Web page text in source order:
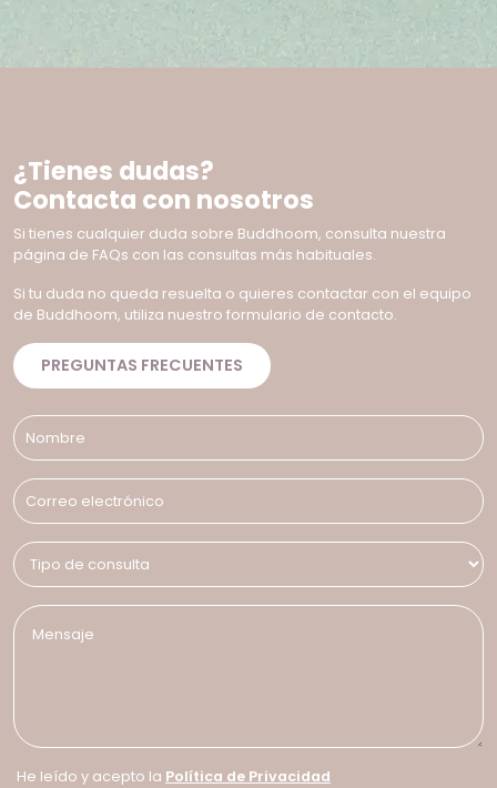
¿Tienes dudas?
Contacta con nosotros
Si tienes cualquier duda sobre Buddhoom, consulta nuestra
página de FAQs con las consultas más habituales.
Si tu duda no queda resuelta o quieres contactar con el equipo
de Buddhoom, utiliza nuestro formulario de contacto.
PREGUNTAS FRECUENTES
He leído y acepto la Política de Privacidad